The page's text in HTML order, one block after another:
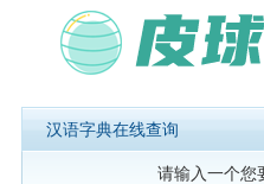
汉语字典在线查询
请输入一个您